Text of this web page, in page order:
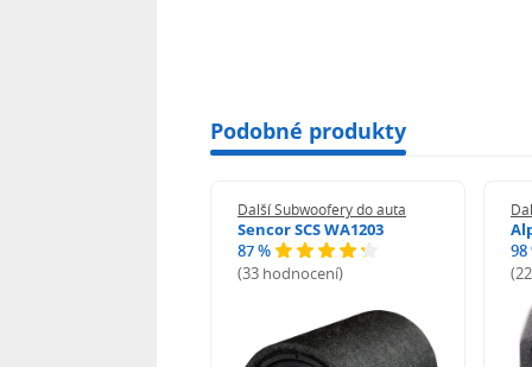
Podobné produkty
Další Subwoofery do auta
Sencor SCS WA1203
87 %
(33 hodnocení)
98